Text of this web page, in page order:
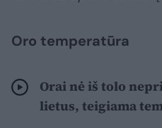
Oro temperatūra
Orai nė iš tolo
lietus, teigiama